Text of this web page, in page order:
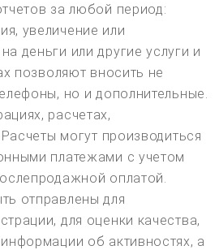
за любой период:
увеличение или
деньги или другие услуги и
позволяют вносить не
но и дополнительные.
расчетах,
могут производиться
платежами с учетом
оплатой.
отправлены для
для оценки качества,
об активностях, а